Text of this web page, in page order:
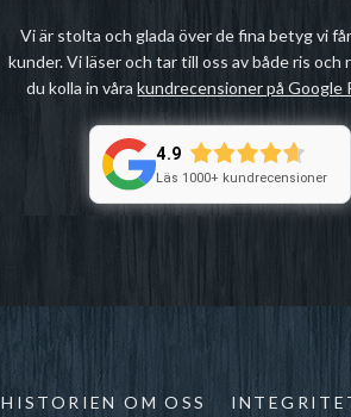
Vi är stolta och glada över de fina betyg vi
kunder. Vi läser och tar till oss av både ris och
du kolla in vårakundrecensioner på Google
4.9
Läs 1000+ kundrecensioner
HISTORIEN OM OSS